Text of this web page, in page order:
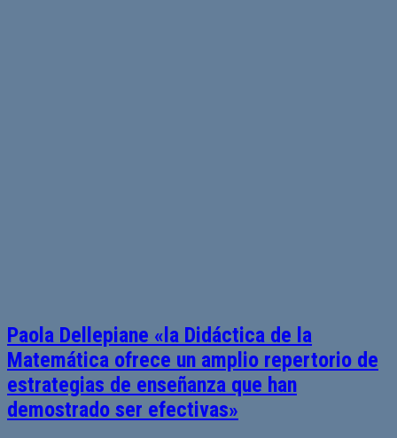
Paola Dellepiane «la Didáctica de la
Matemática ofrece un amplio repertorio de
estrategias de enseñanza que han
demostrado ser efectivas»